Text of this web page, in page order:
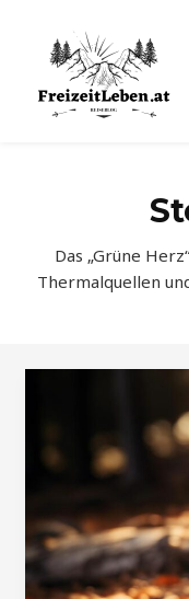
springen
Das „Grüne
Thermalquellen